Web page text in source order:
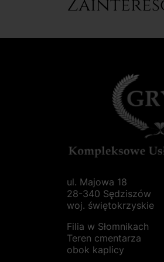
ul. Majowa 18
28-340 Sędziszów
woj. świętokrzyskie
Filia w Słomnikach
Teren cmentarza
obok kaplicy